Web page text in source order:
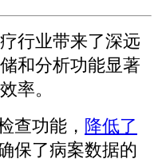
行业带来了深远
和分析功能显著
率。
查功能， 降低了
确保了病案数据的